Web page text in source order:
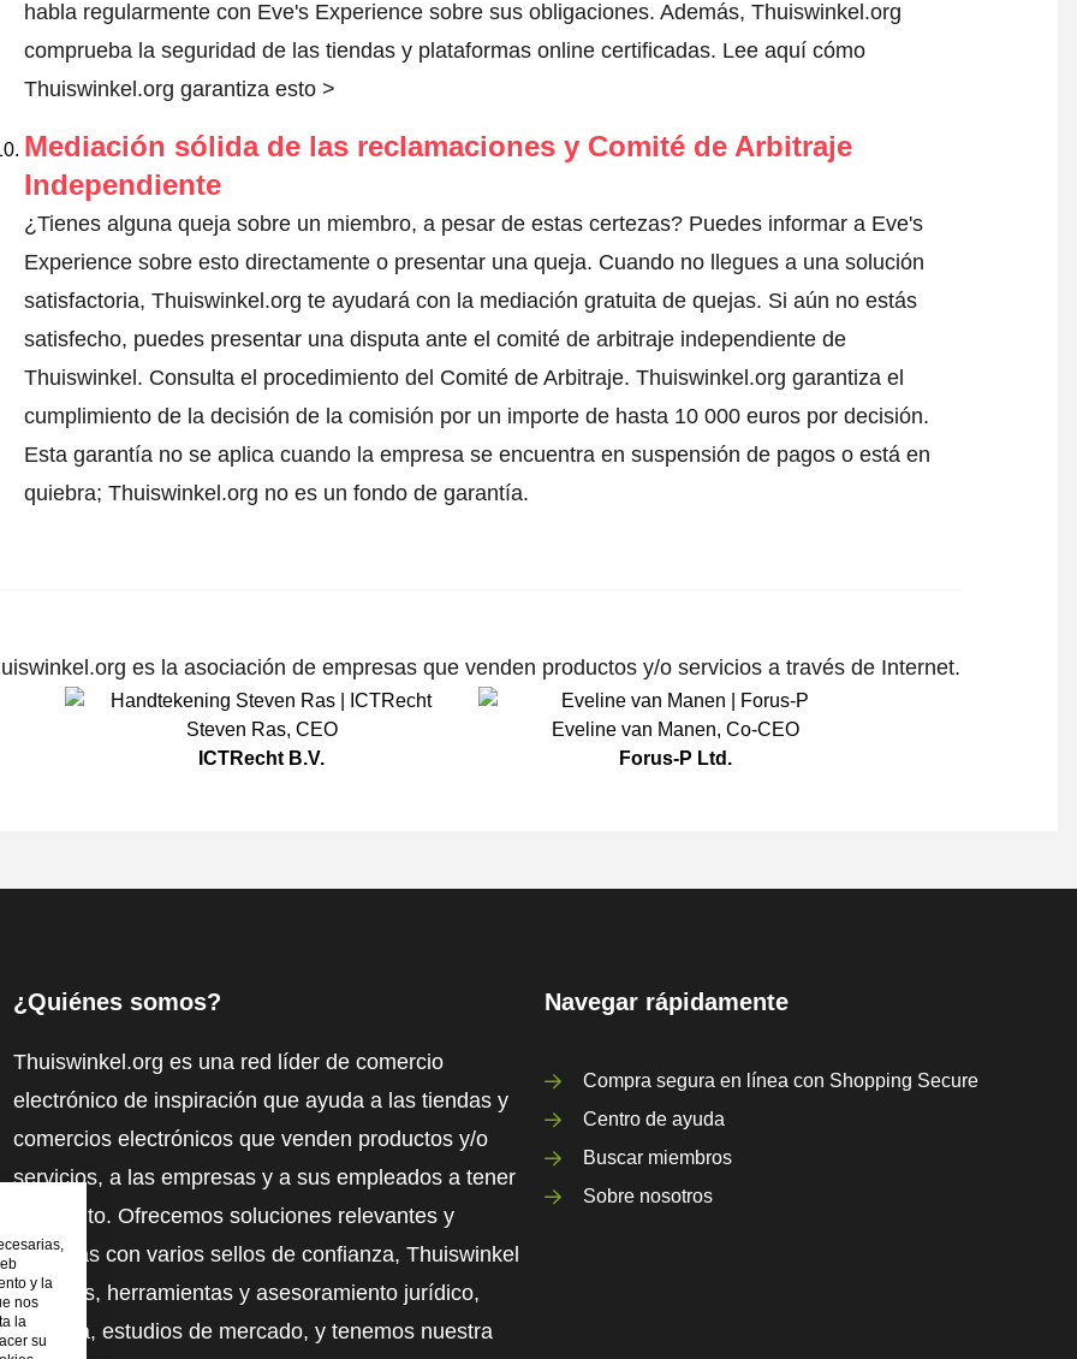
habla regularmente con Eve's Experience sobre sus obligaciones. Además, Thuiswinkel.org
comprueba la seguridad de las tiendas y plataformas online certificadas. Lee aquí cómo
Thuiswinkel.org garantiza esto >
Mediación sólida de las reclamaciones y Comité de Arbitraje
Independiente
¿Tienes alguna queja sobre un miembro, a pesar de estas certezas? Puedes informar a Eve's
Experience sobre esto directamente o presentar una queja. Cuando no llegues a una solución
satisfactoria, Thuiswinkel.org te ayudará con la mediación gratuita de quejas. Si aún no estás
satisfecho, puedes presentar una disputa ante el comité de arbitraje independiente de
Thuiswinkel. Consulta el procedimiento del Comité de Arbitraje. Thuiswinkel.org garantiza el
cumplimiento de la decisión de la comisión por un importe de hasta 10 000 euros por decisión.
Esta garantía no se aplica cuando la empresa se encuentra en suspensión de pagos o está en
quiebra; Thuiswinkel.org no es un fondo de garantía.
es la asociación de empresas que venden productos y/o servicios a través de Internet.
Steven Ras, CEO
ICTRecht B.V.
Eveline van Manen, Co-CEO
Forus-P Ltd.
¿Quiénes somos?
Thuiswinkel.org es una red líder de comercio
electrónico de inspiración que ayuda a las tiendas y
comercios electrónicos que venden productos y/o
servicios, a las empresas y a sus empleados a tener
más éxito. Ofrecemos soluciones relevantes y
prácticas con varios sellos de confianza, Thuiswinkel
Reviews, herramientas y asesoramiento jurídico,
defensa, estudios de mercado, y tenemos nuestra
Navegar rápidamente
Compra segura en línea con Shopping Secure
Centro de ayuda
Buscar miembros
Sobre nosotros
y la
nos
la
su